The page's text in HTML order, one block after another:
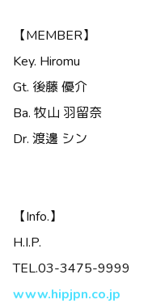
【MEMBER】
Key. Hiromu
Gt. 後藤 優介
Ba. 牧山 羽留奈
Dr. 渡邊 シン
【Info.】
H.I.P.
TEL.03-3475-9999
www.hipjpn.co.jp